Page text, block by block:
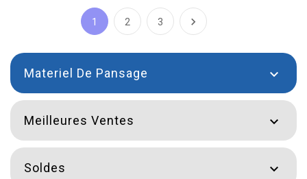
1 2 3 
Materiel De Pansage 
Meilleures Ventes 
Soldes 